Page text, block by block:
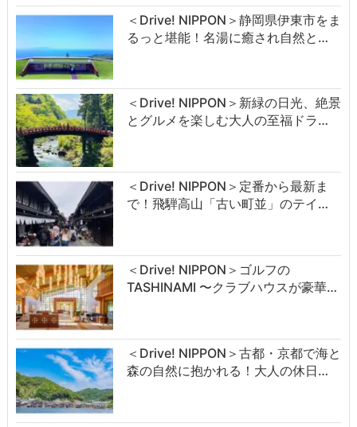
＜Drive! NIPPON＞静岡県伊東市をま
るっと堪能！名湯に癒され自然と…
＜Drive! NIPPON＞新緑の日光、絶景
とグルメを楽しむ大人の至福ドラ…
＜Drive! NIPPON＞定番から最新ま
で！飛騨高山「古い町並」のテイ…
＜Drive! NIPPON＞ゴルフの
TASHINAMI 〜クラブハウスが豪華…
＜Drive! NIPPON＞古都・京都で海と
森の自然に抱かれる！大人の休日…